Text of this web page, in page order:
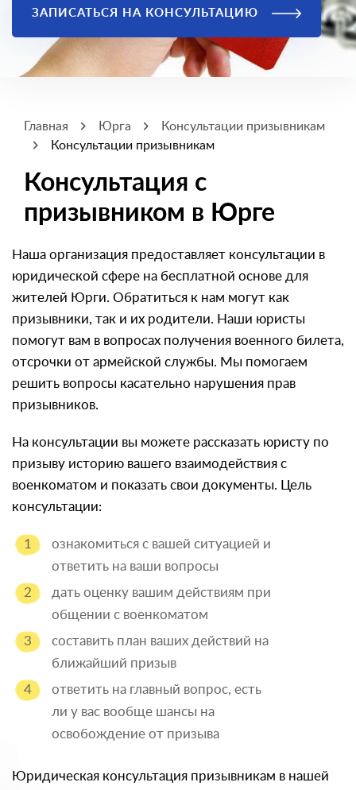
ЗАПИСАТЬСЯ НА КОНСУЛЬТАЦИЮ
Главная Юрга
Консультации призывникам
Консультации призывникам
Консультация с
призывником в Юрге
Наша организация предоставляет консультации в
юридической сфере на бесплатной основе для
жителей Юрги. Обратиться к нам могут как
призывники, так и их родители. Наши юристы
помогут вам в вопросах получения военного билета,
отсрочки от армейской службы. Мы помогаем
решить вопросы касательно нарушения прав
призывников.
На консультации вы можете рассказать юристу по
призыву историю вашего взаимодействия с
военкоматом и показать свои документы. Цель
консультации:
ознакомиться с вашей ситуацией и
ответить на ваши вопросы
дать оценку вашим действиям при
общении с военкоматом
составить план ваших действий на
ближайший призыв
ответить на главный вопрос, есть
ли у вас вообще шансы на
освобождение от призыва
Юридическая консультация призывникам в нашей